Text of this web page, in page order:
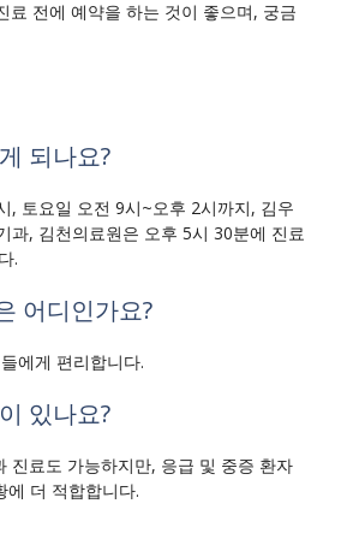
료 전에 예약을 하는 것이 좋으며, 궁금
되나요?
, 토요일 오전 9시~오후 2시까지, 김우
과, 김천의료원은 오후 5시 30분에 진료
.
어디인가요?
에게 편리합니다.
있나요?
진료도 가능하지만, 응급 및 중증 환자
에 더 적합합니다.